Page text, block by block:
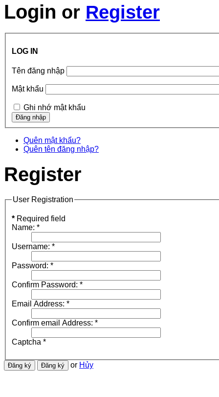
Login or Register
LOG IN
Tên đăng nhập
Mật khẩu
Ghi nhớ mật khẩu
Quên mật khẩu?
Quên tên đăng nhập?
Register
User Registration
* Required field
Name: *
Username: *
Password: *
Confirm Password: *
Email Address: *
Confirm email Address: *
Captcha *
or Hủy